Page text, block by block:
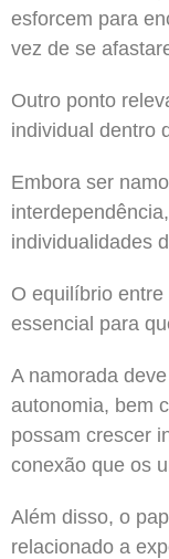
esforcem para
vez de se
Outro ponto
individual dentro
Embora ser
individualidades
O equilíbrio
essencial para
A namorada
autonomia, bem
possam crescer
conexão que os
Além disso, o
relacionado a